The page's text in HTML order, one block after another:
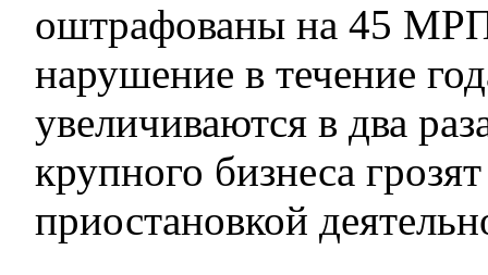
оштрафованы на 45
нарушение в течение
увеличиваются в два
крупного бизнеса
приостановкой